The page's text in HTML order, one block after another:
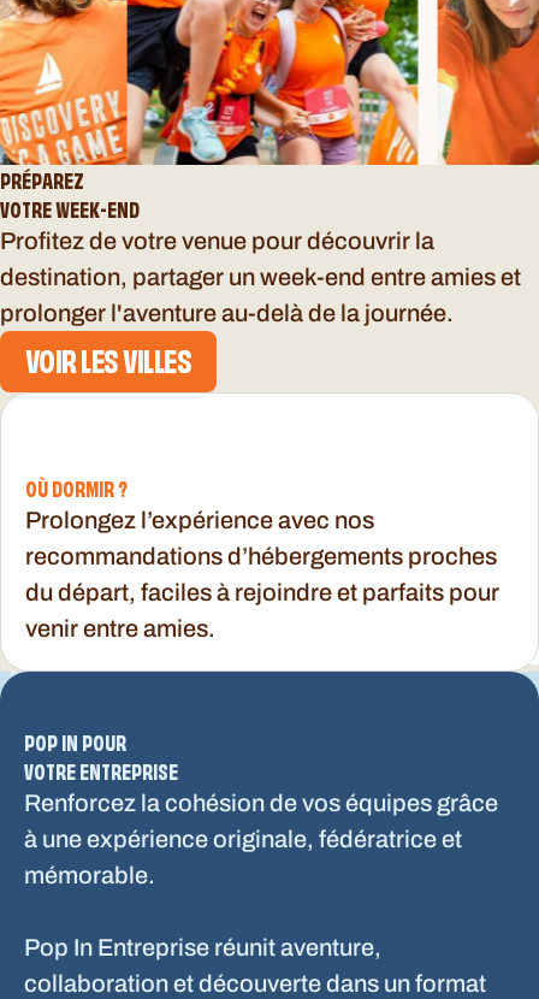
PRÉPAREZ
VOTRE WEEK-END
Profitez de votre venue pour découvrir la
destination, partager un week-end entre amies et
prolonger l'aventure au-delà de la journée.
VOIR LES VILLES
OÙ DORMIR ?
Prolongez l’expérience avec nos
recommandations d’hébergements proches
du départ, faciles à rejoindre et parfaits pour
venir entre amies.
OÙ MANGER ?
Avant ou après l’aventure, découvrez les
bonnes adresses locales pour partager un
vrai moment de pause.
Profitez de votre venue pour explorer la
destination, visiter les incontournables et
transformer Pop In en vrai week-end
découverte.
POP IN POUR
VOTRE ENTREPRISE
Renforcez la cohésion de vos équipes grâce
à une expérience originale, fédératrice et
mémorable.
Pop In Entreprise réunit aventure,
collaboration et découverte dans un format